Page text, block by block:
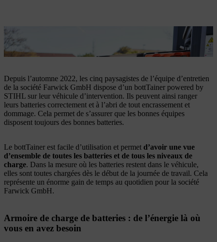
Le bottTainer facilite le transport des batteries pour les
professionnels.
Depuis l’automne 2022, les cinq paysagistes de l’équipe d’entretien
de la société Farwick GmbH dispose d’un bottTainer powered by
STIHL sur leur véhicule d’intervention. Ils peuvent ainsi ranger
leurs batteries correctement et à l’abri de tout encrassement et
dommage. Cela permet de s’assurer que les bonnes équipes
disposent toujours des bonnes batteries.
Le bottTainer est facile d’utilisation et permet d’avoir une vue
d’ensemble de toutes les batteries et de tous les niveaux de
charge. Dans la mesure où les batteries restent dans le véhicule,
elles sont toutes chargées dès le début de la journée de travail. Cela
représente un énorme gain de temps au quotidien pour la société
Farwick GmbH.
Armoire de charge de batteries : de l’énergie là où
vous en avez besoin